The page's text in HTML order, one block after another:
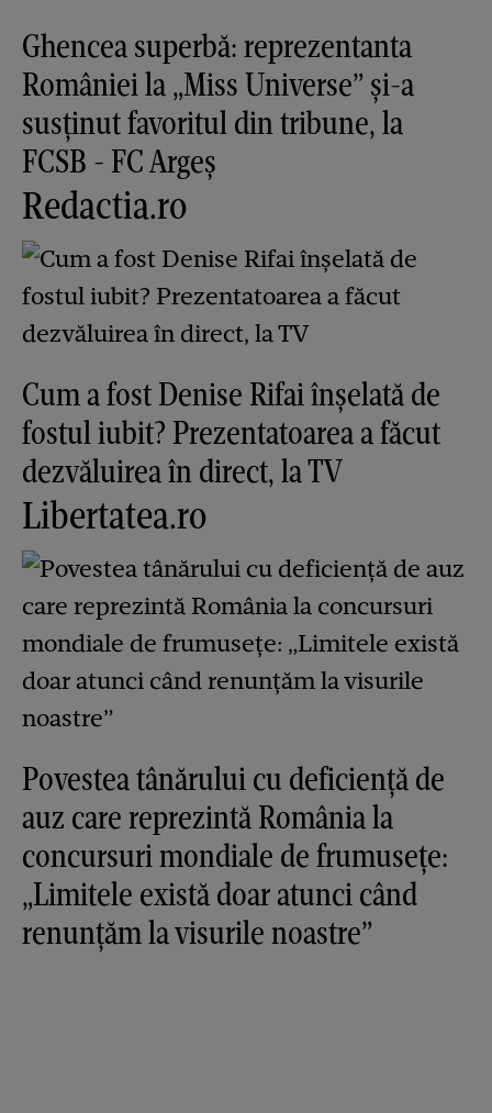
Ghencea superbă: reprezentanta
României la „Miss Universe” și-a
susținut favoritul din tribune, la
FCSB - FC Argeș
Redactia.ro
Cum a fost Denise Rifai înșelată de
fostul iubit? Prezentatoarea a făcut
dezvăluirea în direct, la TV
Libertatea.ro
Povestea tânărului cu deficiență de
auz care reprezintă România la
concursuri mondiale de frumusețe:
„Limitele există doar atunci când
renunțăm la visurile noastre”